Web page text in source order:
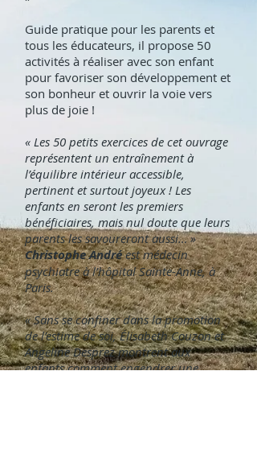
Guide pratique pour les parents et
tous les éducateurs, il propose 50
activités à réaliser avec son enfant
pour favoriser son développement et
son bonheur et ouvrir la voie vers
plus de joie !
« Les 50 petits exercices de cet ouvrage
représentent un entraînement à
l’équilibre intérieur accessible,
pertinent et surtout joyeux ! Les
enfants en seront les premiers
bénéficiaires, mais nul doute que leurs
parents les savoureront aussi… »
Christophe Andréest médecin
psychiatre à l’hôpital Sainte-Anne, à
Paris.
« Sans se confiner dans la promotion
de l’estime de soi, Élisabeth Couzon et
Angeline Desprez montrent aux
enfants comment engendrer une